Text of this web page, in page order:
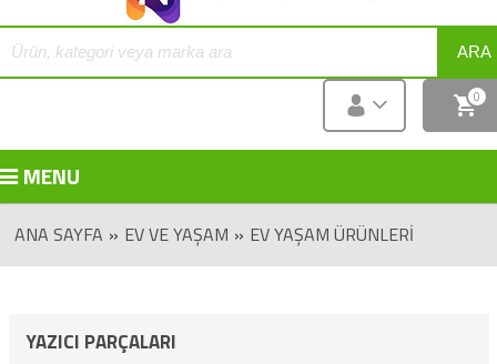
ARA
0
MENU
ANA SAYFA » EV VE YAŞAM » EV YAŞAM ÜRÜNLERI
YAZICI PARÇALARI